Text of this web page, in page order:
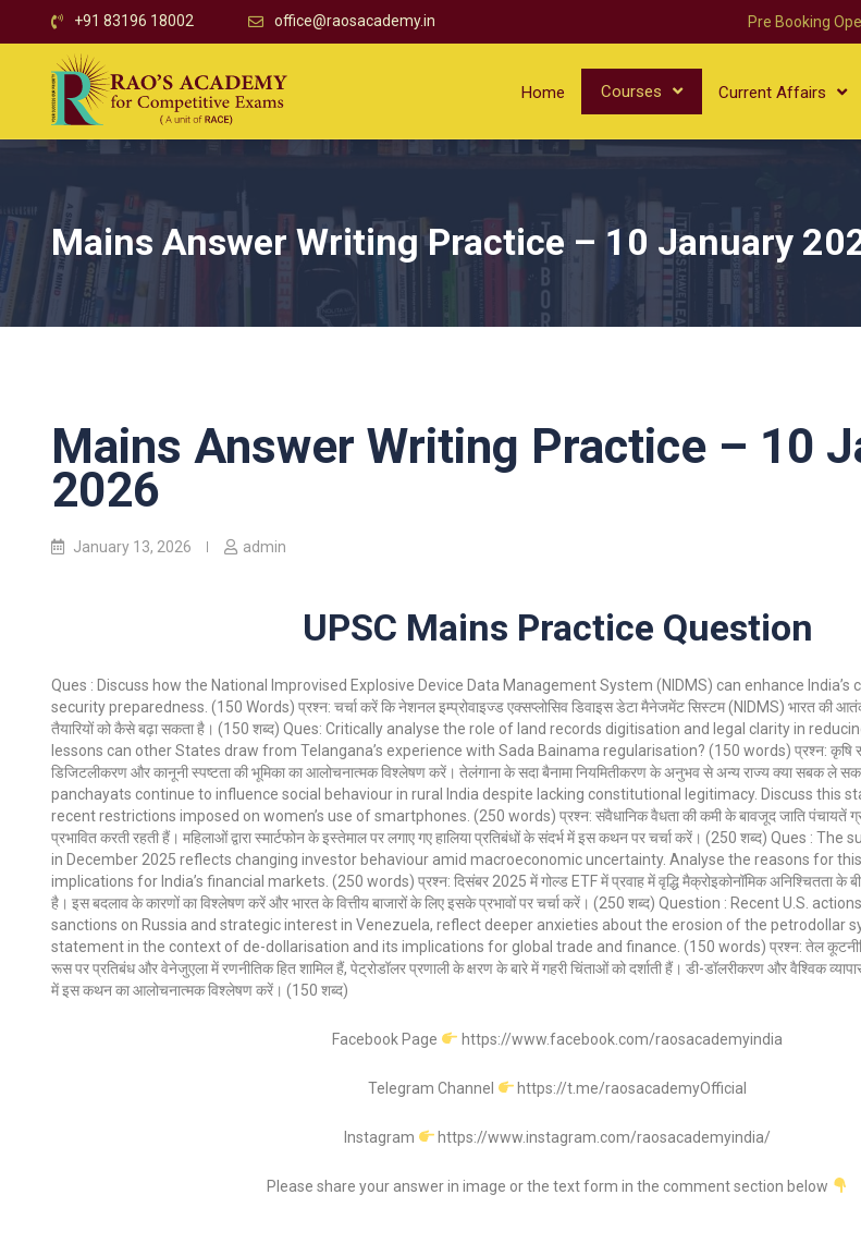
+91 83196 18002 office@raosacademy.in Pre Booking
Home Courses Current Affairs
Mains Answer Writing Practice – 10 January
Mains Answer Writing Practice – 10
2026
January 13, 2026 admin
UPSC Mains Practice Question
Ques : Discuss how the National Improvised Explosive Device Data Management System (NIDMS) can enhance
security preparedness. (150 Words) प्रश्न: चर्चा करें कि नेशनल इम्प्रोवाइज्ड एक्सप्लोसिव डिवाइस डेटा मैनेजमेंट सिस्टम (NIDMS) भारत की
तैयारियों को कैसे बढ़ा सकता है। (150 शब्द) Ques: Critically analyse the role of land records digitisation and legal clarity in
lessons can other States draw from Telangana’s experience with Sada Bainama regularisation? (150 words) प्रश्न: कृषि
डिजिटलीकरण और कानूनी स्पष्टता की भूमिका का आलोचनात्मक विश्लेषण करें। तेलंगाना के सदा बैनामा नियमितीकरण के अनुभव से अन्य राज्य क्या सबक ले
panchayats continue to influence social behaviour in rural India despite lacking constitutional legitimacy. Discuss this
recent restrictions imposed on women’s use of smartphones. (250 words) प्रश्न: संवैधानिक वैधता की कमी के बावजूद जाति पंचायतें
प्रभावित करती रहती हैं। महिलाओं द्वारा स्मार्टफोन के इस्तेमाल पर लगाए गए हालिया प्रतिबंधों के संदर्भ में इस कथन पर चर्चा करें। (250 शब्द) Ques :
in December 2025 reflects changing investor behaviour amid macroeconomic uncertainty. Analyse the reasons for
implications for India’s financial markets. (250 words) प्रश्न: दिसंबर 2025 में गोल्ड ETF में प्रवाह में वृद्धि मैक्रोइकोनॉमिक अनिश्चितता के
है। इस बदलाव के कारणों का विश्लेषण करें और भारत के वित्तीय बाजारों के लिए इसके प्रभावों पर चर्चा करें। (250 शब्द) Question : Recent U.S.
sanctions on Russia and strategic interest in Venezuela, reflect deeper anxieties about the erosion of the petrodollar
statement in the context of de-dollarisation and its implications for global trade and finance. (150 words) प्रश्न: तेल कूटनीति पर
रूस पर प्रतिबंध और वेनेजुएला में रणनीतिक हित शामिल हैं, पेट्रोडॉलर प्रणाली के क्षरण के बारे में गहरी चिंताओं को दर्शाती हैं। डी-डॉलरीकरण और वैश्विक
में इस कथन का आलोचनात्मक विश्लेषण करें। (150 शब्द)
Facebook Page https://www.facebook.com/raosacademyindia
Telegram Channel https://t.me/raosacademyOfficial
Instagram https://www.instagram.com/raosacademyindia/
Please share your answer in image or the text form in the comment section below